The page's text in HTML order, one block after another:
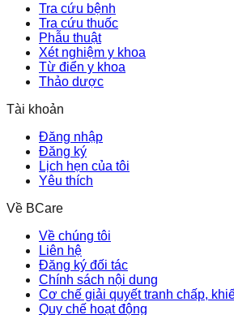
Tra cứu bệnh
Tra cứu thuốc
Phẫu thuật
Xét nghiệm y khoa
Từ điển y khoa
Thảo dược
Tài khoản
Đăng nhập
Đăng ký
Lịch hẹn của tôi
Yêu thích
Về BCare
Về chúng tôi
Liên hệ
Đăng ký đối tác
Chính sách nội dung
Cơ chế giải quyết tranh chấp,
Quy chế hoạt động